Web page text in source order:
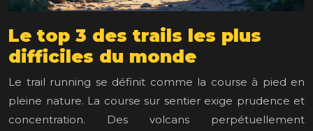
Le top 3 des trails les plus
difficiles du monde
Le trail running se définit comme la course à pied en
pleine nature. La course sur sentier exige prudence et
concentration. Des volcans perpétuellement